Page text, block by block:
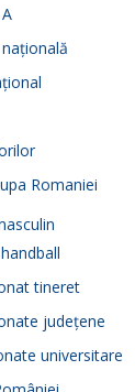
Romaniei
tineret
județene
universitare